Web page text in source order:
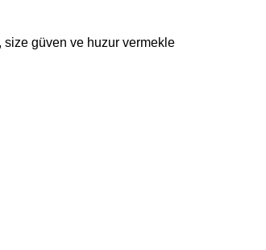
size güven ve huzur vermekle